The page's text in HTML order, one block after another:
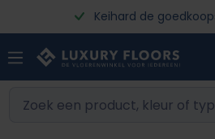
Ga naar de hoofdinhoud
Keihard de